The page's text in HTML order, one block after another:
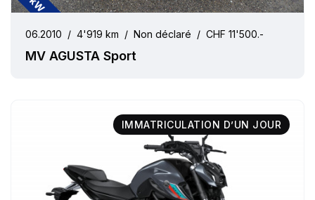
06.2010 / 4'919 km / Non déclaré / CHF 11'500.-
MV AGUSTA Sport
IMMATRICULATION D’UN JOUR